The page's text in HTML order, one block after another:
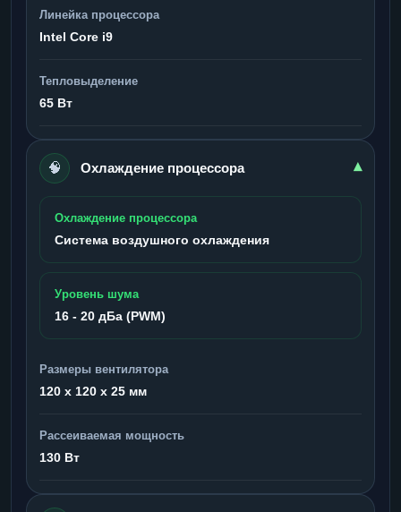
Линейка процессора
Intel Core i9
Тепловыделение
65 Вт
🧠 Охлаждение процессора ▾
Охлаждение процессора
Система воздушного охлаждения
Уровень шума
16 - 20 дБа (PWM)
Размеры вентилятора
120 x 120 x 25 мм
Рассеиваемая мощность
130 Вт